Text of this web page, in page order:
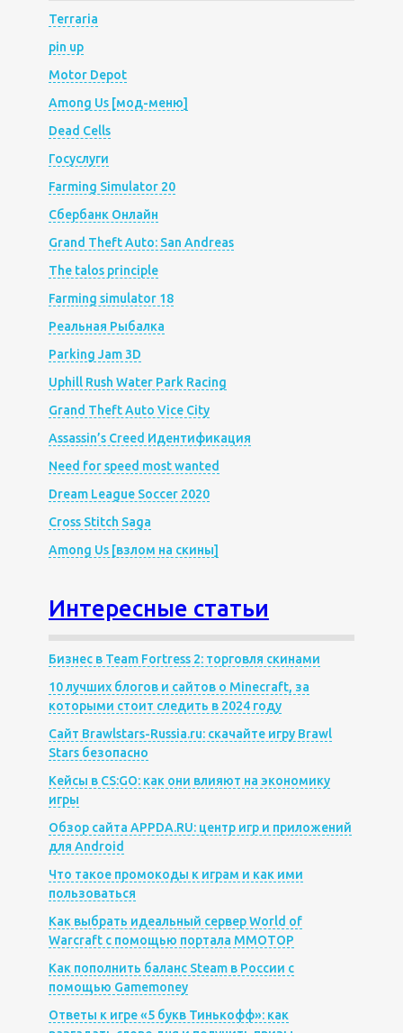
Terraria
pin up
Motor Depot
Among Us [мод-меню]
Dead Cells
Госуслуги
Farming Simulator 20
Сбербанк Онлайн
Grand Theft Auto: San Andreas
The talos principle
Farming simulator 18
Реальная Рыбалка
Parking Jam 3D
Uphill Rush Water Park Racing
Grand Theft Auto Vice City
Assassin’s Creed Идентификация
Need for speed most wanted
Dream League Soccer 2020
Cross Stitch Saga
Among Us [взлом на скины]
Интересные статьи
Бизнес в Team Fortress 2: торговля скинами
10 лучших блогов и сайтов о Minecraft, за
которыми стоит следить в 2024 году
Сайт Brawlstars-Russia.ru: скачайте игру Brawl
Stars безопасно
Кейсы в CS:GO: как они влияют на экономику
игры
Обзор сайта APPDA.RU: центр игр и приложений
для Android
Что такое промокоды к играм и как ими
пользоваться
Как выбрать идеальный сервер World of
Warcraft с помощью портала MMOTOP
Как пополнить баланс Steam в России с
помощью Gamemoney
Ответы к игре «5 букв Тинькофф»: как